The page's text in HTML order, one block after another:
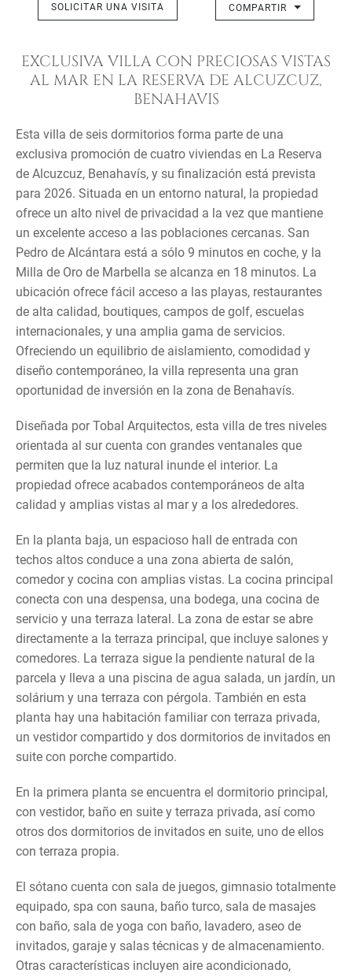
SOLICITAR UNA VISITA COMPARTIR
EXCLUSIVA VILLA CON PRECIOSAS VISTAS
AL MAR EN LA RESERVA DE ALCUZCUZ,
BENAHAVIS
Esta villa de seis dormitorios forma parte de una
exclusiva promoción de cuatro viviendas en La Reserva
de Alcuzcuz, Benahavís, y su finalización está prevista
para 2026. Situada en un entorno natural, la propiedad
ofrece un alto nivel de privacidad a la vez que mantiene
un excelente acceso a las poblaciones cercanas. San
Pedro de Alcántara está a sólo 9 minutos en coche, y la
Milla de Oro de Marbella se alcanza en 18 minutos. La
ubicación ofrece fácil acceso a las playas, restaurantes
de alta calidad, boutiques, campos de golf, escuelas
internacionales, y una amplia gama de servicios.
Ofreciendo un equilibrio de aislamiento, comodidad y
diseño contemporáneo, la villa representa una gran
oportunidad de inversión en la zona de Benahavís.
Diseñada por Tobal Arquitectos, esta villa de tres niveles
orientada al sur cuenta con grandes ventanales que
permiten que la luz natural inunde el interior. La
propiedad ofrece acabados contemporáneos de alta
calidad y amplias vistas al mar y a los alrededores.
En la planta baja, un espacioso hall de entrada con
techos altos conduce a una zona abierta de salón,
comedor y cocina con amplias vistas. La cocina principal
conecta con una despensa, una bodega, una cocina de
servicio y una terraza lateral. La zona de estar se abre
directamente a la terraza principal, que incluye salones y
comedores. La terraza sigue la pendiente natural de la
parcela y lleva a una piscina de agua salada, un jardín, un
solárium y una terraza con pérgola. También en esta
planta hay una habitación familiar con terraza privada,
un vestidor compartido y dos dormitorios de invitados en
suite con porche compartido.
En la primera planta se encuentra el dormitorio principal,
con vestidor, baño en suite y terraza privada, así como
otros dos dormitorios de invitados en suite, uno de ellos
con terraza propia.
El sótano cuenta con sala de juegos, gimnasio totalmente
equipado, spa con sauna, baño turco, sala de masajes
con baño, sala de yoga con baño, lavadero, aseo de
invitados, garaje y salas técnicas y de almacenamiento.
Otras características incluyen aire acondicionado,